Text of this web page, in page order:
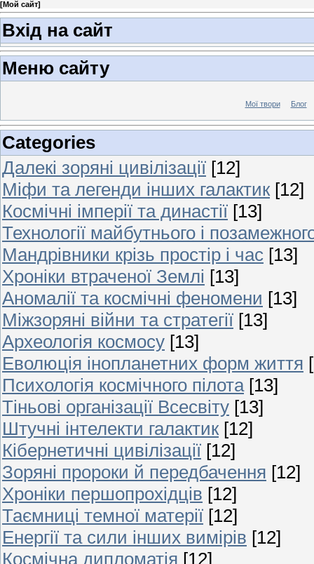
[Мой сайт]
Вхід на сайт
Меню сайту
Мої твори Блог
Categories
Далекі зоряні цивілізації [12]
Міфи та легенди інших галактик [12]
Космічні імперії та династії [13]
Технології майбутнього і
Мандрівники крізь простір і час [13]
Хроніки втраченої Землі [13]
Аномалії та космічні феномени [13]
Міжзоряні війни та стратегії [13]
Археологія космосу [13]
Еволюція інопланетних форм життя
Психологія космічного пілота [13]
Тіньові організації Всесвіту [13]
Штучні інтелекти галактик [12]
Кібернетичні цивілізації [12]
Зоряні пророки й передбачення [12]
Хроніки першопрохідців [12]
Таємниці темної матерії [12]
Енергії та сили інших вимірів [12]
Космічна дипломатія [12]